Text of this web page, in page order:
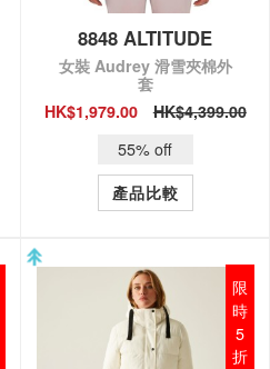
QUICK VIEW
8848 ALTITUDE
女裝 Audrey 滑雪夾棉外
套
HK$1,979.00
HK$4,399.00
55% off
產品比較
限
時
5
折